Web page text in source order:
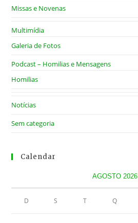
Missas e Novenas
Multimídia
Galeria de Fotos
Podcast – Homilias e Mensagens
Homilias
Notícias
Sem categoria
Calendar
AGOSTO 2026
D S T Q